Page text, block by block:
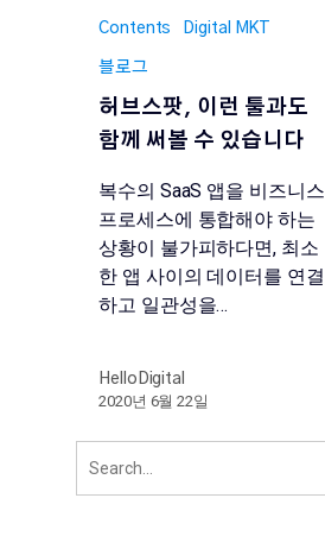
Contents Digital MKT
블로그
허브스팟, 이런 툴과도
함께 써볼 수 있습니다
복수의 SaaS 앱을 비즈니스
프로세스에 통합해야 하는
상황이 불가피하다면, 최소
한 앱 사이의 데이터를 연결
하고 일관성을…
HelloDigital
2020년 6월 22일